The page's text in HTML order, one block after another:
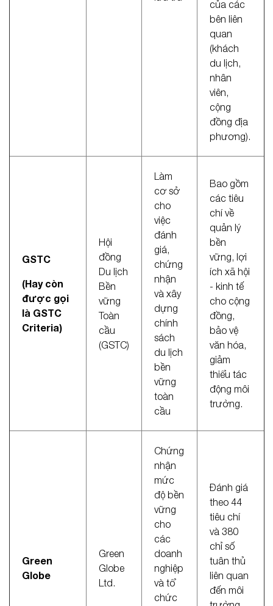
của các
bên liên
quan
(khách
du lịch,
nhân
viên,
cộng
đồng địa
phương).
GSTC
(Hay còn
được gọi
là GSTC
Criteria)
Hội
đồng
Du lịch
Bền
vững
Toàn
cầu
(GSTC)
Làm
cơ sở
cho
việc
đánh
giá,
chứng
nhận
và xây
dựng
chính
sách
du lịch
bền
vững
toàn
cầu
Bao gồm
các tiêu
chí về
quản lý
bền
vững, lợi
ích xã hội
- kinh tế
cho cộng
đồng,
bảo vệ
văn hóa,
giảm
thiểu tác
động môi
trường.
Green
Globe
Green
Globe
Ltd.
Chứng
nhận
mức
độ bền
vững
cho
các
doanh
nghiệp
và tổ
chức
Đánh giá
theo 44
tiêu chí
và 380
chỉ số
tuân thủ
liên quan
đến môi